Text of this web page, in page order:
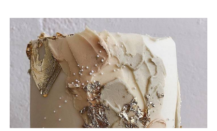
Para saber como tratamos e protegemos os seus dados, leia a nossa
política de privacidade